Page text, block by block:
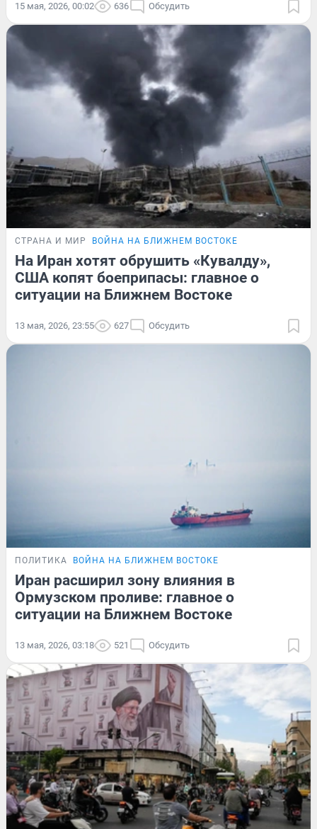
15 мая, 2026, 00:02 636 Обсудить
СТРАНА И МИР ВОЙНА НА БЛИЖНЕМ ВОСТОКЕ
На Иран хотят обрушить «Кувалду»,
США копят боеприпасы: главное о
ситуации на Ближнем Востоке
13 мая, 2026, 23:55 627 Обсудить
ПОЛИТИКА ВОЙНА НА БЛИЖНЕМ ВОСТОКЕ
Иран расширил зону влияния в
Ормузском проливе: главное о
ситуации на Ближнем Востоке
13 мая, 2026, 03:18 521 Обсудить